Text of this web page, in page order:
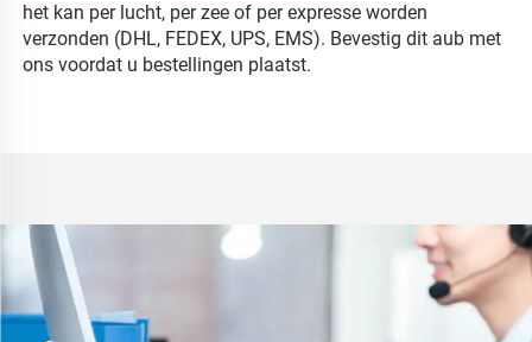
het kan per lucht, per zee of per expresse worden
verzonden (DHL, FEDEX, UPS, EMS). Bevestig dit aub met
ons voordat u bestellingen plaatst.